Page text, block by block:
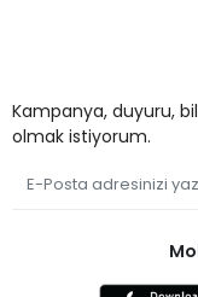
Kampanya, duyuru,
olmak istiyorum.